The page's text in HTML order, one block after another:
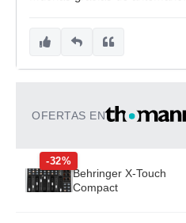
OFERTAS EN
-32%
Behringer X-Touch
Compact